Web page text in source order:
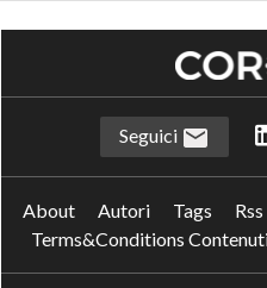
Seguici
About Autori Tags
Terms&Conditions